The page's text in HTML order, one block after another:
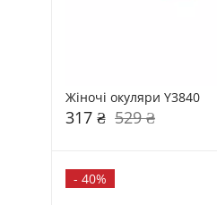
Жіночі окуляри Y3840
317 ₴ 529 ₴
- 40%